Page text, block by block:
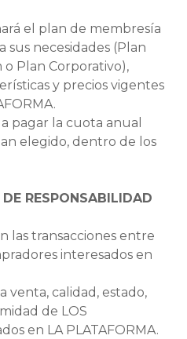
el plan de membresía
sus necesidades (Plan
o Plan Corporativo),
y precios vigentes
pagar la cuota anual
elegido, dentro de los
RESPONSABILIDAD
las transacciones entre
interesados en
venta, calidad, estado,
de LOS
en LA PLATAFORMA.